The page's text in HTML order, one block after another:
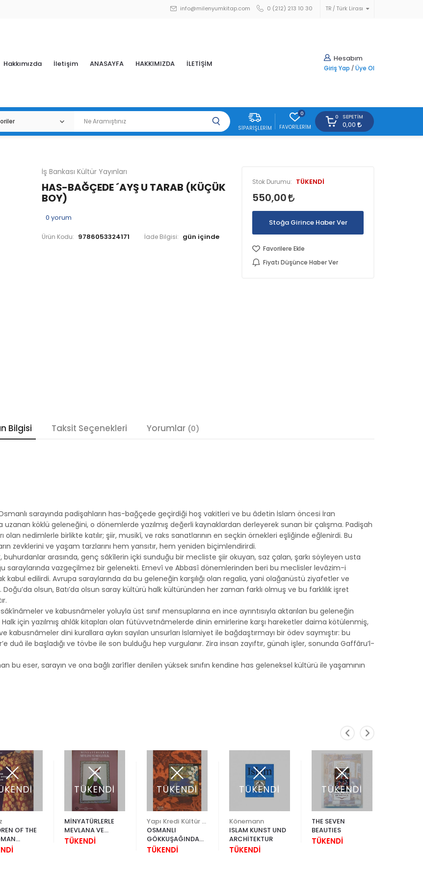
TR Türk Lirası
info@milenyumkitap.com 0 (212) 213 10 30
Hesabım
Giriş Yap / Üye Ol
Hakkımızda İletişim ANASAYFA HAKKIMIZDA İLETİŞİM
SIPARIŞLERIM
0
FAVORILERIM
0 SEPETIM
0,00
İş Bankası Kültür Yayınları
HAS-BAĞÇEDE ´AYŞ U TARAB (KÜÇÜK
BOY)
0 yorum
Ürün Kodu: 9786053324171 İade Bilgisi:
Stok Durumu: TÜKENDİ
550,00
Stoğa Girince Haber Ver
Favorilere Ekle
Fiyatı Düşünce Haber Ver
Bilgisi Taksit Seçenekleri Yorumlar (0)
sarayında padişahların has-bağçede geçirdiği hoş vakitleri ve bu âdetin İslam öncesi İran
köklü geleneğini, o dönemlerde yazılmış değerli kaynaklardan derleyerek sunan bir çalışma. Padişah
nedimlerle birlikte katılır; şiir, musikî, ve raks sanatlarının en seçkin örnekleri eşliğinde eğlenirdi. Bu
zevklerini ve yaşam tarzlarını hem yansıtır, hem yeniden biçimlendirirdi.
buhurdanlar arasında, genç sâkîlerin içki sunduğu bir mecliste şiir okuyan, saz çalan, şarkı söyleyen usta
vazgeçilmez bir gelenekti. Emevî ve Abbasî dönemlerinden beri bu meclisler levâzim-i
edilirdi. Avrupa saraylarında da bu geleneğin karşılığı olan regalia, yani olağanüstü ziyafetler ve
Doğu’da olsun, Batı’da olsun saray kültürü halk kültüründen her zaman farklı olmuş ve bu farklılık işret
ve kabusnâmeler yoluyla üst sınıf mensuplarına en ince ayrıntısıyla aktarılan bu geleneğin
için yazılmış ahlâk kitapları olan fütüvvetnâmelerde dinin emirlerine karşı hareketler daima kötülenmiş,
kabusnâmeler dini kurallara aykırı sayılan unsurları İslamiyet ile bağdaştırmayı bir ödev saymıştır: bu
duâ ile başladığı ve tövbe ile son bulduğu hep vurgulanır. Zira insan zayıftır, günah işler, sonunda Gaffâru’l-
bu eser, sarayın ve ona bağlı zarîfler denilen yüksek sınıfın kendine has geleneksel kültürü ile yaşamının
OF THE
TÜKENDİ
MİNYATÜRLERLE
MEVLANA VE
MEVLEVİLİK
TÜKENDİ
TÜKENDİ
OSMANLI
GÖKKUŞAĞINDA
YOLCULUK "Biçim /
TÜKENDİ
TÜKENDİ
Könemann
ISLAM KUNST UND
ARCHİTEKTUR
TÜKENDİ
TÜKENDİ
THE SEVEN
BEAUTIES
TÜKENDİ